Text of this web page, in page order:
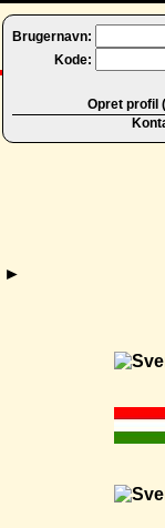
Brugernavn:
Kode:
Opret profil
►